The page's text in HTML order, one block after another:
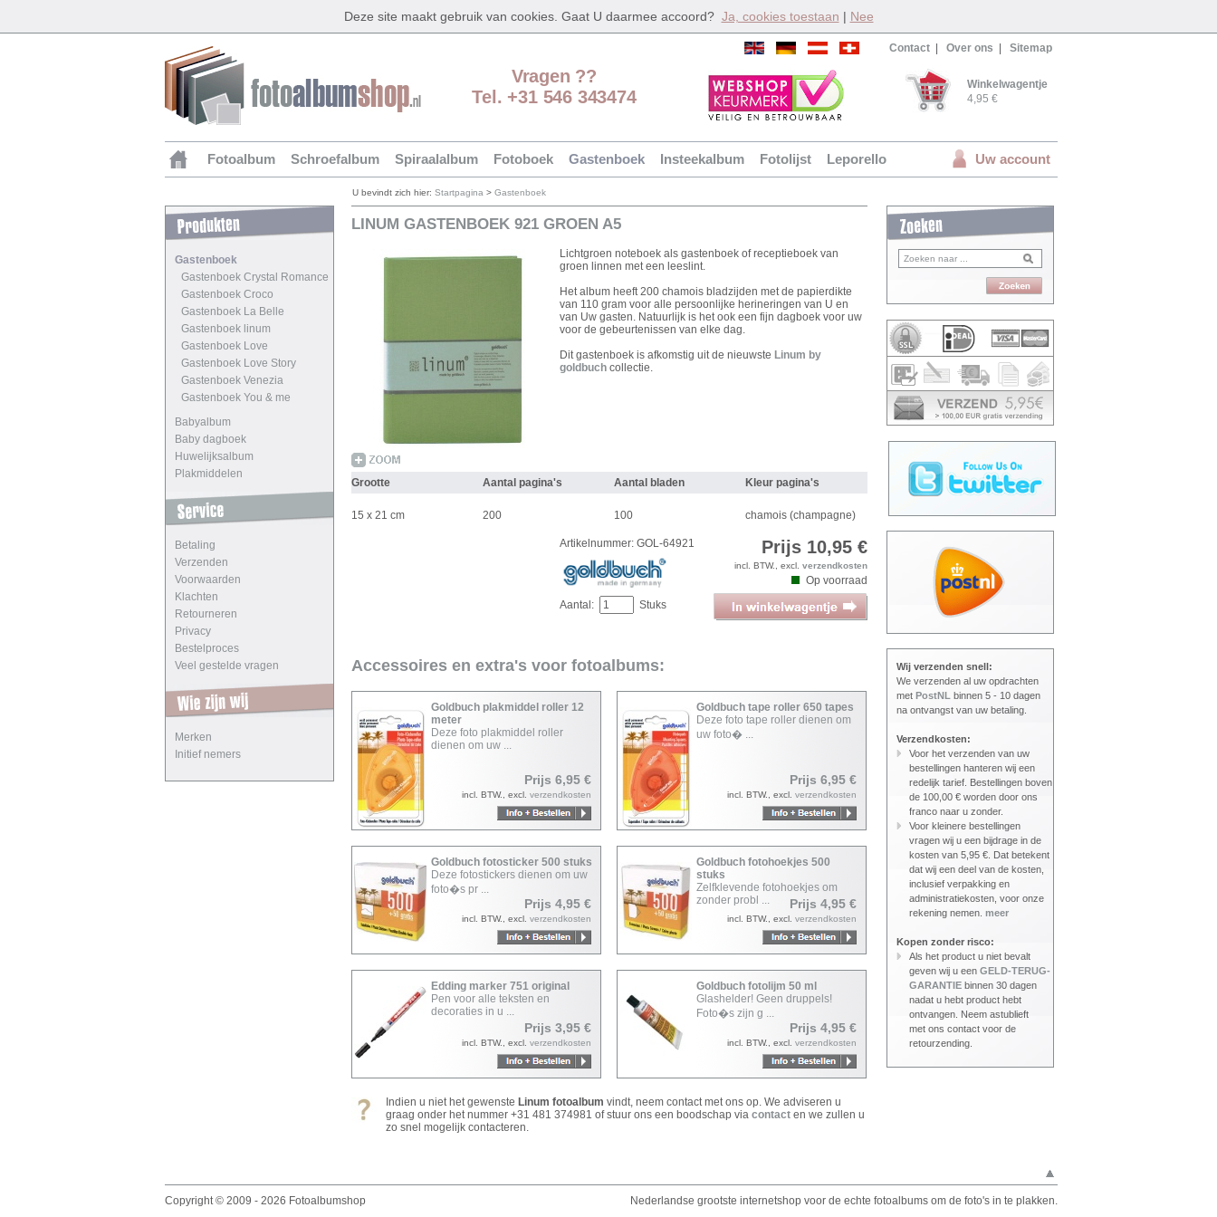
Deze site maakt gebruik van cookies. Gaat U daarmee accoord? Ja, cookies toestaan | Nee
Vragen ??
Tel. +31 546 343474
Contact Over ons Sitemap
Winkelwagentje
4,95 €
Fotoalbum Schroefalbum Spiraalalbum Fotoboek Gastenboek Insteekalbum Fotolijst Leporello Uw account
Gastenboek
Gastenboek Crystal Romance
Gastenboek Croco
Gastenboek La Belle
Gastenboek linum
Gastenboek Love
Gastenboek Love Story
Gastenboek Venezia
Gastenboek You & me
Babyalbum
Baby dagboek
Huwelijksalbum
Plakmiddelen
Betaling
Verzenden
Voorwaarden
Klachten
Retourneren
Privacy
Bestelproces
Veel gestelde vragen
Merken
Initief nemers
Wij verzenden snell:
We verzenden al uw opdrachten
met PostNL binnen 5 - 10 dagen
na ontvangst van uw betaling.
Verzendkosten:
Voor het verzenden van uw
bestellingen hanteren wij een
redelijk tarief. Bestellingen boven
de 100,00 € worden door ons
franco naar u zonder.
Voor kleinere bestellingen
vragen wij u een bijdrage in de
kosten van 5,95 €. Dat betekent
dat wij een deel van de kosten,
inclusief verpakking en
administratiekosten, voor onze
rekening nemen. meer
Kopen zonder risco:
Als het product u niet bevalt
geven wij u een GELD-TERUG-
GARANTIE binnen 30 dagen
nadat u hebt product hebt
ontvangen. Neem astublieft
met ons contact voor de
retourzending.
U bevindt zich hier: Startpagina > Gastenboek
LINUM GASTENBOEK 921 GROEN A5
Lichtgroen noteboek als gastenboek of receptieboek van
groen linnen met een leeslint.
Het album heeft 200 chamois bladzijden met de papierdikte
van 110 gram voor alle persoonlijke herineringen van U en
van Uw gasten. Natuurlijk is het ook een fijn dagboek voor uw
voor de gebeurtenissen van elke dag.
Dit gastenboek is afkomstig uit de nieuwste Linum by
goldbuch collectie.
Grootte Aantal pagina's Aantal bladen Kleur pagina's
15 x 21 cm 200 100 chamois (champagne)
Artikelnummer: GOL-64921 Prijs 10,95 €
incl. BTW., excl. verzendkosten
Op voorraad
Aantal:
Stuks
Accessoires en extra's voor fotoalbums:
Goldbuch plakmiddel roller 12
meter
Deze foto plakmiddel roller
dienen om uw ...
Prijs 6,95 €
incl. BTW., excl. verzendkosten
Goldbuch tape roller 650 tapes
Deze foto tape roller dienen om
uw foto� ...
Prijs 6,95 €
incl. BTW., excl. verzendkosten
Goldbuch fotosticker 500 stuks
Deze fotostickers dienen om uw
foto�s pr ...
Prijs 4,95 €
incl. BTW., excl. verzendkosten
Goldbuch fotohoekjes 500
stuks
Zelfklevende fotohoekjes om
zonder probl ...
Prijs 4,95 €
incl. BTW., excl. verzendkosten
Edding marker 751 original
Pen voor alle teksten en
decoraties in u ...
Prijs 3,95 €
incl. BTW., excl. verzendkosten
Goldbuch fotolijm 50 ml
Glashelder! Geen druppels!
Foto�s zijn g ...
Prijs 4,95 €
incl. BTW., excl. verzendkosten
Indien u niet het gewenste Linum fotoalbum vindt, neem contact met ons op. We adviseren u
graag onder het nummer +31 481 374981 of stuur ons een boodschap via contact en we zullen u
zo snel mogelijk contacteren.
Copyright © 2009 - 2026 Fotoalbumshop Nederlandse grootste internetshop voor de echte fotoalbums om de foto's in te plakken.